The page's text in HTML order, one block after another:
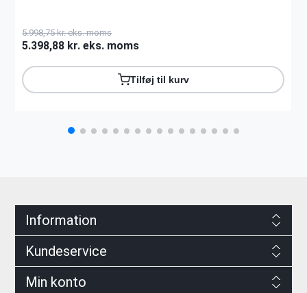
5.998,75 kr. eks. moms
5.398,88 kr. eks. moms
Tilføj til kurv
Information
Kundeservice
Min konto